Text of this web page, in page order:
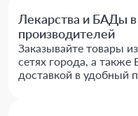
Лекарства и БАДы
производителей
Заказывайте товары
сетях города, а
доставкой в удобный